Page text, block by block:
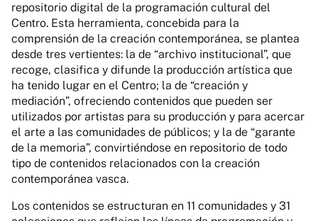
repositorio digital de la programación cultural del
Centro. Esta herramienta, concebida para la
comprensión de la creación contemporánea, se plantea
desde tres vertientes: la de “archivo institucional”, que
recoge, clasifica y difunde la producción artística que
ha tenido lugar en el Centro; la de “creación y
mediación”, ofreciendo contenidos que pueden ser
utilizados por artistas para su producción y para acercar
el arte a las comunidades de públicos; y la de “garante
de la memoria”, convirtiéndose en repositorio de todo
tipo de contenidos relacionados con la creación
contemporánea vasca.
Los contenidos se estructuran en 11 comunidades y 31